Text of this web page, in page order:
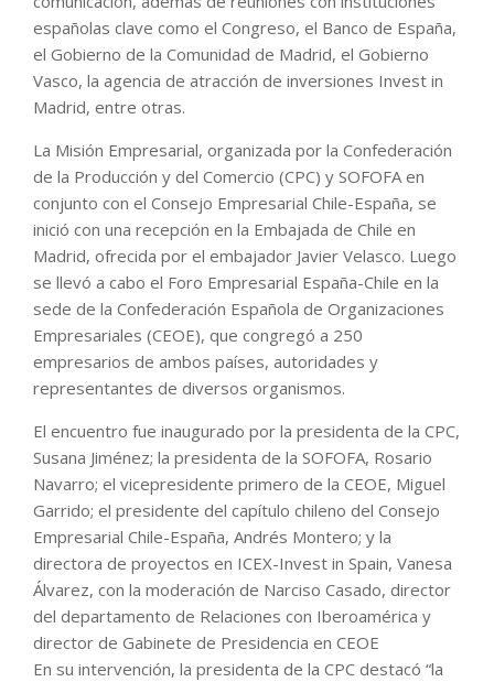
españolas clave como el Congreso, el Banco de España,
el Gobierno de la Comunidad de Madrid, el Gobierno
Vasco, la agencia de atracción de inversiones Invest in
Madrid, entre otras.
La Misión Empresarial, organizada por la Confederación
de la Producción y del Comercio (CPC) y SOFOFA en
conjunto con el Consejo Empresarial Chile-España, se
inició con una recepción en la Embajada de Chile en
Madrid, ofrecida por el embajador Javier Velasco. Luego
se llevó a cabo el Foro Empresarial España-Chile en la
sede de la Confederación Española de Organizaciones
Empresariales (CEOE), que congregó a 250
empresarios de ambos países, autoridades y
representantes de diversos organismos.
El encuentro fue inaugurado por la presidenta de la CPC,
Susana Jiménez; la presidenta de la SOFOFA, Rosario
Navarro; el vicepresidente primero de la CEOE, Miguel
Garrido; el presidente del capítulo chileno del Consejo
Empresarial Chile-España, Andrés Montero; y la
directora de proyectos en ICEX-Invest in Spain, Vanesa
Álvarez, con la moderación de Narciso Casado, director
del departamento de Relaciones con Iberoamérica y
director de Gabinete de Presidencia en CEOE
En su intervención, la presidenta de la CPC destacó “la